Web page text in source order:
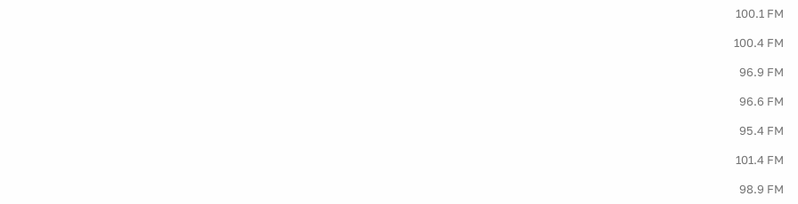
100.1 FM
100.4 FM
96.9 FM
96.6 FM
95.4 FM
101.4 FM
98.9 FM